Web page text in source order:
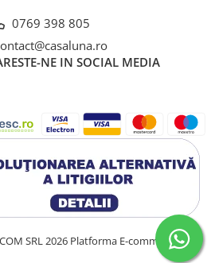
0769 398 805
NE IN SOCIAL MEDIA
SRL 2026 Platforma E-commerce by